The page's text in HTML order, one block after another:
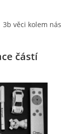
3b věci kolem nás
částí